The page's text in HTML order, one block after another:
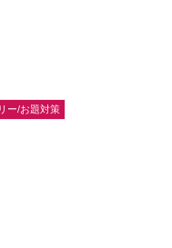
ー/お題対策